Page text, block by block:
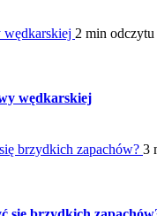
2 min odczytu
wędkarskiej
brzydkich zapachów? 3